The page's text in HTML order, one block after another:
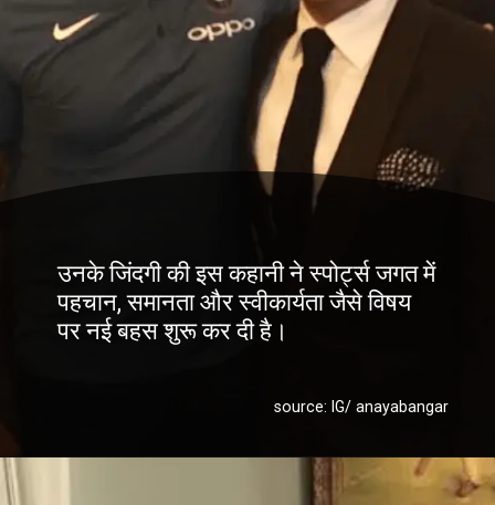
उनके जिंदगी की इस कहानी ने स्पोर्ट्स जगत में
पहचान, समानता और स्वीकार्यता जैसे विषय
पर नई बहस शुरू कर दी है।
source: IG/ anayabangar